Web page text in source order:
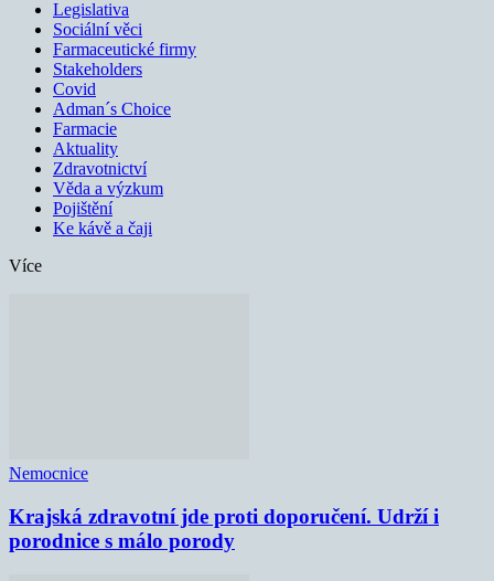
Legislativa
Sociální věci
Farmaceutické firmy
Stakeholders
Covid
Adman´s Choice
Farmacie
Aktuality
Zdravotnictví
Věda a výzkum
Pojištění
Ke kávě a čaji
Více
Nemocnice
Krajská zdravotní jde proti doporučení. Udrží i
porodnice s málo porody